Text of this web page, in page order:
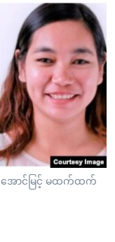
ည်သူအောင်မြင့် မထက်ထက်